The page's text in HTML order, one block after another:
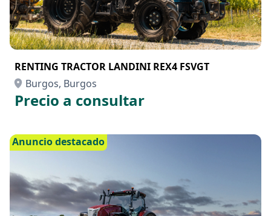
RENTING TRACTOR LANDINI REX4 FSVGT
Burgos, Burgos
Precio a consultar
Anuncio destacado